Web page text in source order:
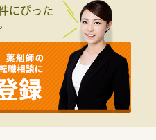
す。
受けて頂きます。
280店舗以上ある調剤薬局チェー
金経営を続けており、他業種も運
安定しています。
、地域密着型のクリニックとのマ
にぴった